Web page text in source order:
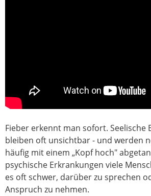
Fieber erkennt man sofort. Seelische
bleiben oft unsichtbar - und werden
häufig mit einem „Kopf hoch"
psychische Erkrankungen viele
es oft schwer, darüber zu sprechen
Anspruch zu nehmen.